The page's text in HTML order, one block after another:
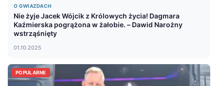
O GWIAZDACH
Nie żyje Jacek Wójcik z Królowych życia! Dagmara
Kaźmierska pogrążona w żałobie. – Dawid Narożny
wstrząśnięty
01.10.2025
POPULARNE